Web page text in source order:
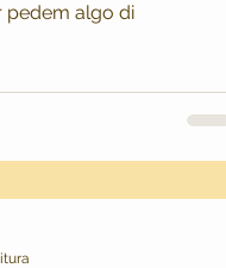
pedem algo di